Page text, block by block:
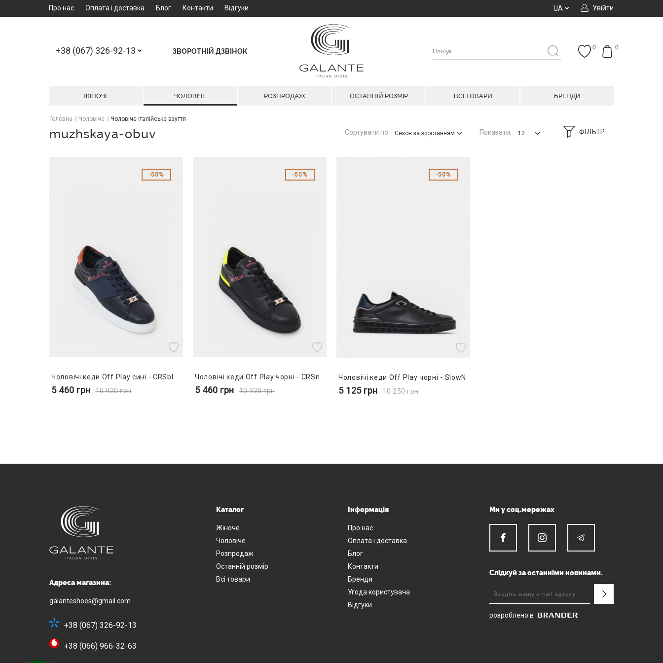
Про нас Оплата і доставка Блог Контакти Відгуки Увійти
UA
+38 (067) 326-92-13 ЗВОРОТНІЙ ДЗВІНОК
0
0
ЖІНОЧЕ ЧОЛОВІЧЕ РОЗПРОДАЖ ОСТАННІЙ РОЗМІР ВСІ ТОВАРИ БРЕНДИ
Головна Чоловіче Чоловіче італійське взуття
muzhskaya-obuv ФІЛЬТР
Сортувати по Сезон за зростанням Показати: 12
50%
Чоловічі кеди Off Play сині - CRSbl
5 460 грн 10 920грн
50%
Чоловічі кеди Off Play чорні - CRSn
5 460 грн 10 920грн
50%
Чоловічі кеди Off Play чорні - SlowN
5 125 грн 10 250грн
Адреса магазина:
galanteshoes@gmail.com
+38 (067) 326-92-13
+38 (066) 966-32-63
Каталог
Жіноче
Чоловіче
Розпродаж
Останній розмір
Всі товари
Інформація
Про нас
Оплата і доставка
Блог
Контакти
Бренди
Угода користувача
Відгуки
Ми у соц.мережах
Слідкуй за останніми новинами.
розроблено в